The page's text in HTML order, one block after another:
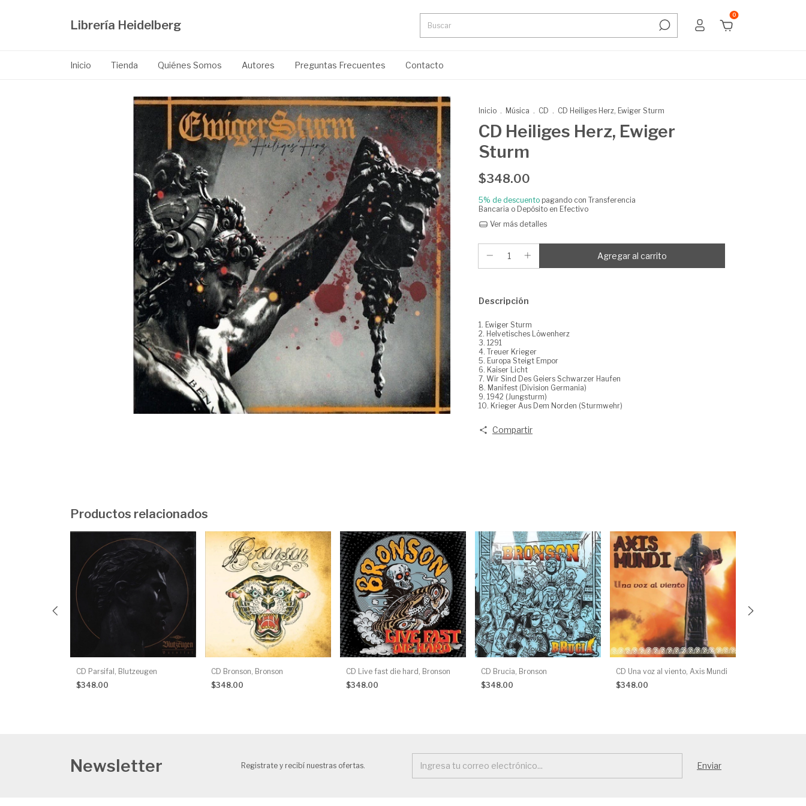
Librería Heidelberg
0
Inicio Tienda Quiénes Somos Autores Preguntas Frecuentes Contacto
Inicio . Música . CD . CD Heiliges Herz, Ewiger Sturm
CD Heiliges Herz, Ewiger
Sturm
$348.00
5% de descuento pagando con Transferencia
Bancaria o Depósito en Efectivo
Ver más detalles
Descripción
1. Ewiger Sturm
2. Helvetisches Löwenherz
3. 1291
4. Treuer Krieger
5. Europa Steigt Empor
6. Kaiser Licht
7. Wir Sind Des Geiers Schwarzer Haufen
8. Manifest (Division Germania)
9. 1942 (Jungsturm)
10. Krieger Aus Dem Norden (Sturmwehr)
Compartir
Productos relacionados
CD Parsifal, Blutzeugen
$348.00
CD Bronson, Bronson
$348.00
CD Live fast die hard, Bronson
$348.00
CD Brucia, Bronson
$348.00
CD Una voz al viento, Axis Mundi
$348.00
Newsletter Registrate y recibí nuestras ofertas.